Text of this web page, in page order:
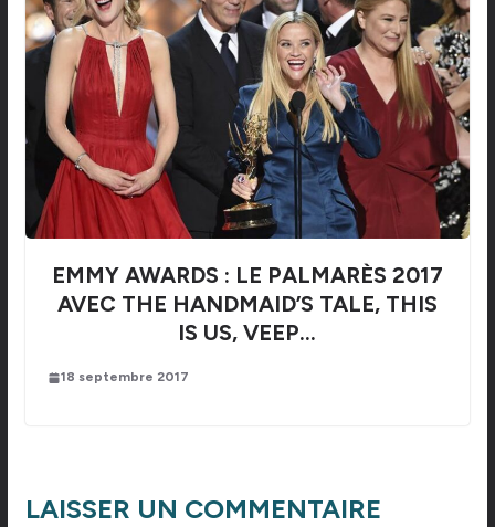
EMMY AWARDS : LE PALMARÈS 2017
AVEC THE HANDMAID’S TALE, THIS
IS US, VEEP…
18 septembre 2017
LAISSER UN COMMENTAIRE